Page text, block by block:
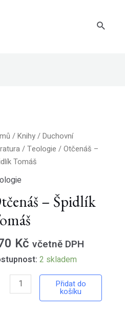
Hledat
/Knihy/Duchovní
/Teologie / Otčenáš –
Tomáš
– Špidlík
Kč včetně DPH
2 skladem
Přidat do
košíku